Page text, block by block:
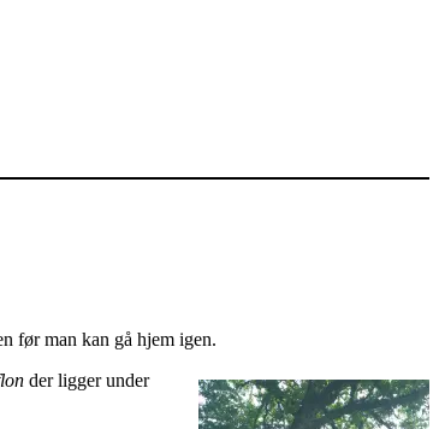
før man kan gå hjem igen.
der ligger under